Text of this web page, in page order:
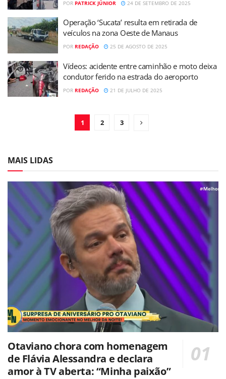
POR PATRICK JÚNIOR 24 DE SETEMBRO DE 2025
Operação ‘Sucata’ resulta em retirada de
veículos na zona Oeste de Manaus
POR REDAÇÃO 25 DE AGOSTO DE 2025
Vídeos: acidente entre caminhão e moto deixa
condutor ferido na estrada do aeroporto
POR REDAÇÃO 21 DE JULHO DE 2025
1 2 3
MAIS LIDAS
Otaviano chora com homenagem
de Flávia Alessandra e declara
amor à TV aberta: “Minha paixão”